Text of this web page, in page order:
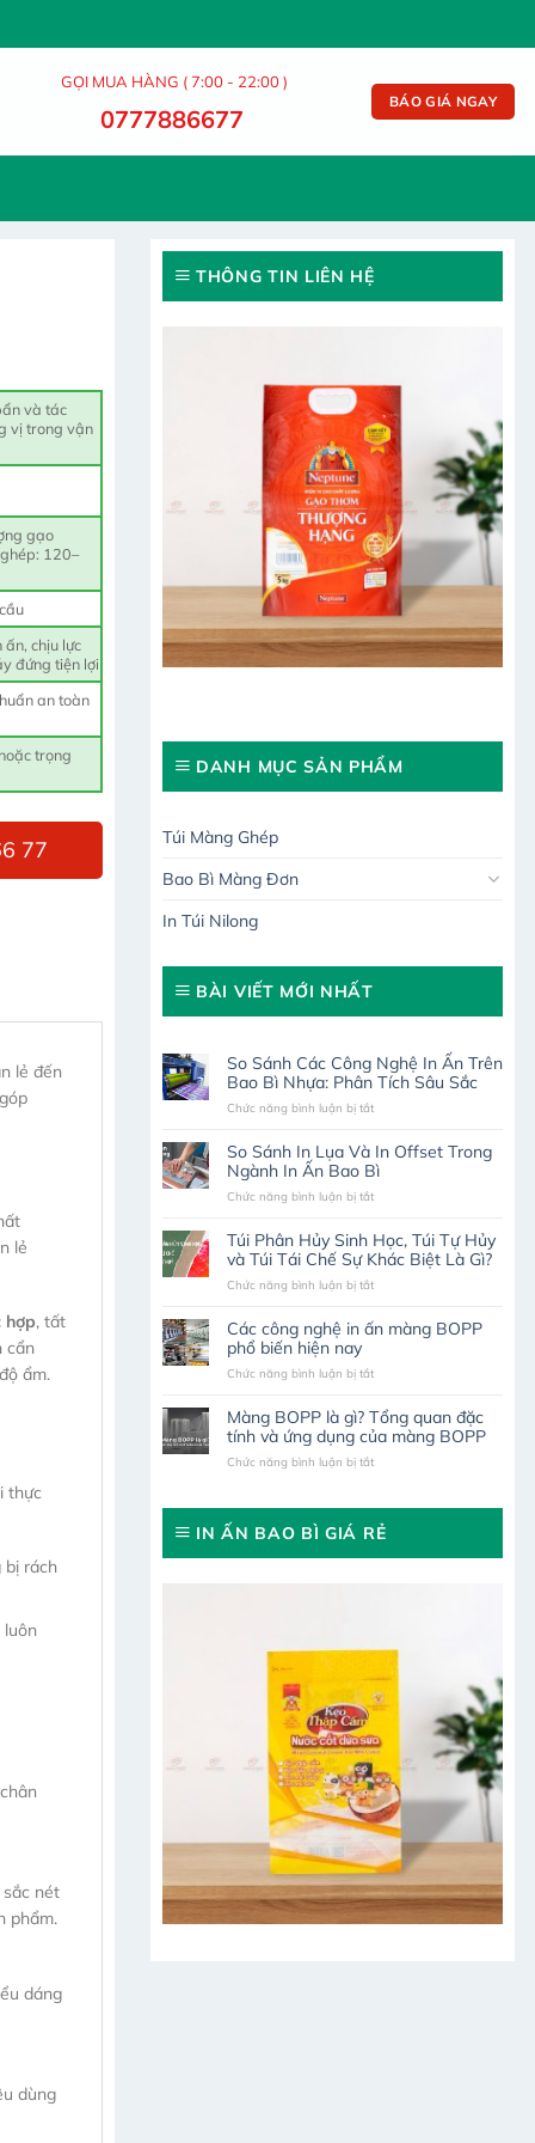
GỌI MUA HÀNG ( 7:00 - 22:00 )
0777886677
BÁO GIÁ NGAY
và tác
vị trong vận
gạo
120–
ấn, chịu lực
đứng tiện lợi
an toàn
trọng
77
lẻ đến
lẻ
hợp, tất
cẩn
ẩm.
thực
bị rách
luôn
nét
phẩm.
dáng
dùng
THÔNG TIN LIÊN HỆ
DANH MỤC SẢN PHẨM
Túi Màng Ghép
Bao Bì Màng Đơn
In Túi Nilong
BÀI VIẾT MỚI NHẤT
So Sánh Các Công Nghệ In Ấn Trên
Bao Bì Nhựa: Phân Tích Sâu Sắc
Chức năng bình luận bị tắtở
Các
Công
Nghệ
Ấn
Trên
Bao
Bì
Phân
Tích
Sắc
So Sánh In Lụa Và In Offset Trong
Ngành In Ấn Bao Bì
Chức năng bình luận bị tắtở
In
Lụa
Và
Offset
Trong
In
Bao
Bì
Túi Phân Hủy Sinh Học, Túi Tự Hủy
và Túi Tái Chế Sự Khác Biệt Là Gì?
Chức năng bình luận bị tắtở
Phân
Hủy
Học,
Tự
Hủy
và
Túi
Khác
Các công nghệ in ấn màng BOPP
phổ biến hiện nay
Chức năng bình luận bị tắtở
công
nghệ
in
ấn
biến
Màng BOPP là gì? Tổng quan đặc
tính và ứng dụng của màng BOPP
Chức năng bình luận bị tắtở
gì?
dụng
của
màng
BOPP
IN ẤN BAO BÌ GIÁ RẺ